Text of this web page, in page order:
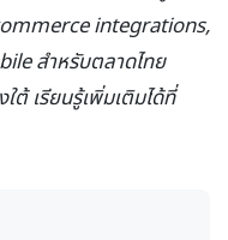
integrations,
สำหรับตลาดไทย
ต้ เรียนรู้เพิ่มเติมได้ที่